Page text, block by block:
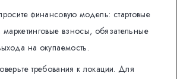
финансовую модель: стартовые
маркетинговые взносы, обязательные
на окупаемость.
требования к локации. Для